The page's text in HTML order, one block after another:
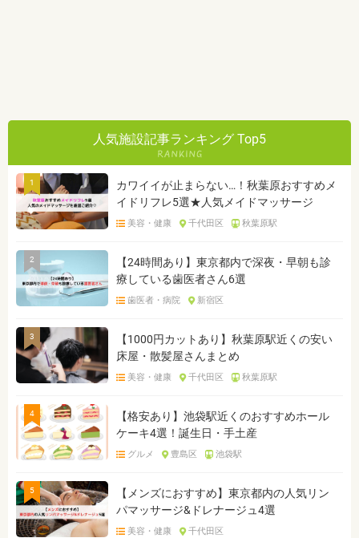
人気施設記事ランキング Top5
1
カワイイが止まらない…！秋葉原おすすめメ
イドリフレ5選★人気メイドマッサージ
美容・健康 千代田区 秋葉原駅
2
【24時間あり】東京都内で深夜・早朝も診
療している歯医者さん6選
歯医者・病院 新宿区
3
【1000円カットあり】秋葉原駅近くの安い
床屋・散髪屋さんまとめ
美容・健康 千代田区 秋葉原駅
4
【格安あり】池袋駅近くのおすすめホール
ケーキ4選！誕生日・手土産
グルメ 豊島区 池袋駅
5
【メンズにおすすめ】東京都内の人気リン
パマッサージ&ドレナージュ4選
美容・健康 千代田区